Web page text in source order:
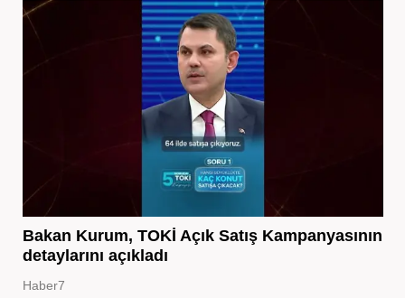
Bakan Kurum, TOKİ Açık Satış Kampanyasının
detaylarını açıkladı
Haber7